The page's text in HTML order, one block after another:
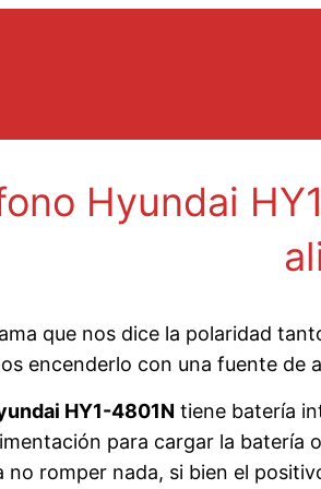
Hyundai
que nos dice la polaridad
encenderlo con una fuente de
HY1-4801N tiene batería
para cargar la
no romper nada, si bien el